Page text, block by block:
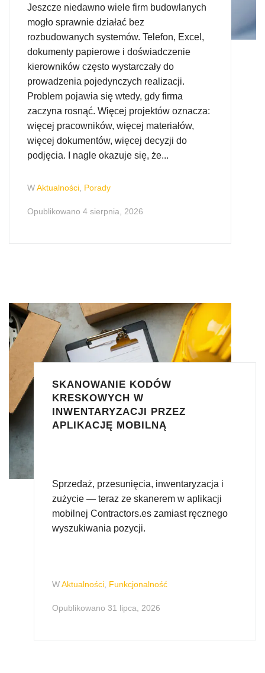
Jeszcze niedawno wiele firm budowlanych
mogło sprawnie działać bez
rozbudowanych systemów. Telefon, Excel,
dokumenty papierowe i doświadczenie
kierowników często wystarczały do
prowadzenia pojedynczych realizacji.
Problem pojawia się wtedy, gdy firma
zaczyna rosnąć. Więcej projektów oznacza:
więcej pracowników, więcej materiałów,
więcej dokumentów, więcej decyzji do
podjęcia. I nagle okazuje się, że...
WAktualności Porady
Opublikowano 4 sierpnia, 2026
SKANOWANIE KODÓW
KRESKOWYCH W
INWENTARYZACJI PRZEZ
APLIKACJĘ MOBILNĄ
Sprzedaż, przesunięcia, inwentaryzacja i
zużycie — teraz ze skanerem w aplikacji
mobilnej Contractors.es zamiast ręcznego
wyszukiwania pozycji.
WAktualności, Funkcjonalność
Opublikowano 31 lipca, 2026